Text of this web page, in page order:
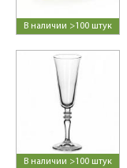
В наличии >100 штук
В наличии >100 штук